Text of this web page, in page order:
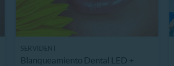
Blanqueamiento Dental LED +